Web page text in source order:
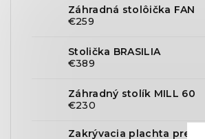
Záhradná stolôička FAN
€259
Stolička BRASILIA
€389
Záhradný stolík MILL 60
€230
Zakrývacia plachta pre